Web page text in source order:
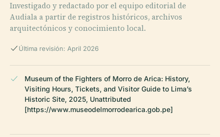
Investigado y redactado por el equipo editorial de
Audiala a partir de registros históricos, archivos
arquitectónicos y conocimiento local.
Última revisión: April 2026
Museum of the Fighters of Morro de Arica: History,
Visiting Hours, Tickets, and Visitor Guide to Lima’s
Historic Site, 2025, Unattributed
[https://www.museodelmorrodearica.gob.pe]